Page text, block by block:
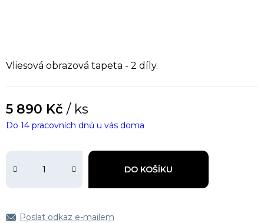
Vliesová obrazová tapeta - 2 díly.
5 890 Kč / ks
DO KOŠÍKU
Do 14 pracovních dnů u vás doma
Poslat odkaz e-mailem